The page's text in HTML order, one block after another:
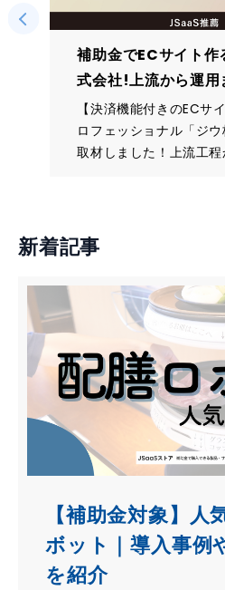
補助金でECサイト作
式会社!上流から運用
くれる安心のサポート
【決済機能付きのECサ
ロフェッショナル「ジ
取材しました！上流工
介します。
新着記事
【補助金対象】人
ボット｜導入事例
を紹介